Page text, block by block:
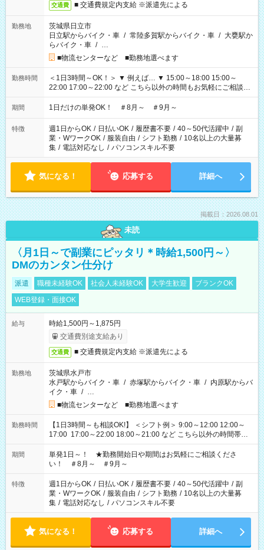
交通費 ■ 交通費規定内支給 ※派遣先による
勤務地
茨城県日立市
日立駅からバイク・車 / 常陸多賀駅からバイク・車 / 大甕駅か
らバイク・車 / …
■物流センターなど ■勤務地選べます
勤務時間
＜1日3時間～OK！＞ ▼ 例えば… ▼ 15:00～18:00 15:00～
22:00 17:00～22:00 など こちら以外の時間もお気軽にご相談く
ださい！
期間 1日だけの単発OK！ ＃8月～ ＃9月～
特徴 週1日からOK / 日払いOK / 履歴書不要 / 40～50代活躍中 / 副
業・WワークOK / 服装自由 / シフト勤務 / 10名以上の大量募
集 / 電話対応なし / パソコンスキル不要
気になる！ 応募する 詳細へ
掲載日：2026.08.01
未読
〈月1日～で副業にピッタリ＊時給1,500円～〉
DMのカンタン仕分け
派遣 職種未経験OK 社会人未経験OK 大学生歓迎
ブランクOK
WEB登録・面接OK
給与
時給1,500円～1,875円
交通費別途支給あり
交通費 ■ 交通費規定内支給 ※派遣先による
勤務地
茨城県水戸市
水戸駅からバイク・車 / 赤塚駅からバイク・車 / 内原駅からバ
イク・車 / …
■物流センターなど ■勤務地選べます
勤務時間
【1日3時間～も相談OK!】 ＜シフト例＞ 9:00～12:00 12:00～
17:00 17:00～22:00 18:00～21:00 など こちら以外の時間帯も
お気軽にご相談ください！
期間
単発1日～！ ★勤務開始日や期間はお気軽にご相談くださ
い！ ＃8月～ ＃9月～
特徴 週1日からOK / 日払いOK / 履歴書不要 / 40～50代活躍中 / 副
業・WワークOK / 服装自由 / シフト勤務 / 10名以上の大量募
集 / 電話対応なし / パソコンスキル不要
気になる！ 応募する 詳細へ